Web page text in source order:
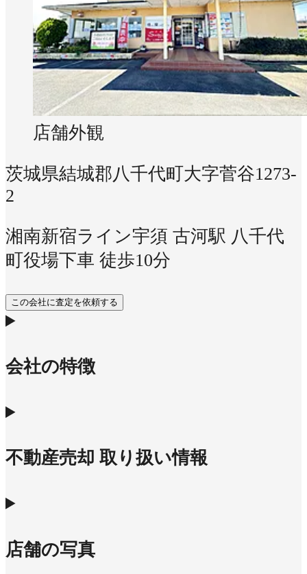
店舗外観
茨城県結城郡八千代町大字菅谷1273-
2
湘南新宿ライン宇須 古河駅 八千代
町役場下車 徒歩10分
この会社に査定を依頼する
会社の特徴
不動産売却 取り扱い情報
店舗の写真